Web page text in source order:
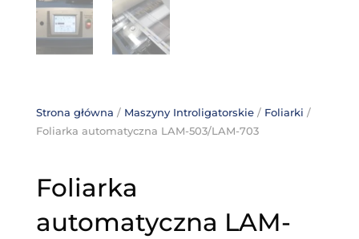
Strona główna / Maszyny Introligatorskie/ Foliarki /
Foliarka automatyczna LAM-503/LAM-703
Foliarka
automatyczna LAM-